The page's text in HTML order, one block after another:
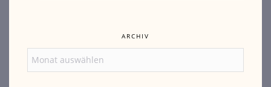
ARCHIV